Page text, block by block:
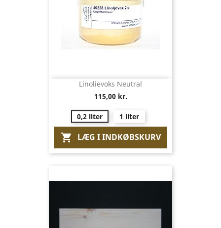
Linolievoks Neutral
115,00 kr.
0,2 liter 1 liter
 LÆG I INDKØBSKURV